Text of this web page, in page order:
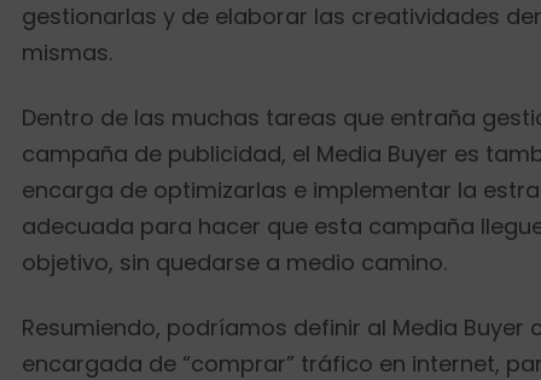
gestionarlas y de elaborar las creatividades
mismas.
Dentro de las muchas tareas que entraña
campaña de publicidad, el Media Buyer es
encarga de optimizarlas e implementar la
adecuada para hacer que esta campaña
objetivo, sin quedarse a medio camino.
Resumiendo, podríamos definir al Media Buyer
encargada de “comprar” tráfico en internet,